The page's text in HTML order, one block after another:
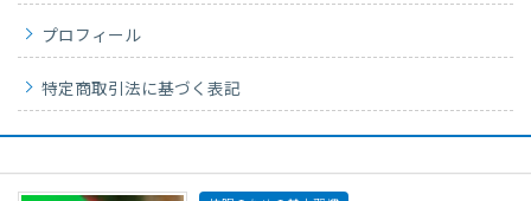
プロフィール
特定商取引法に基づく表記